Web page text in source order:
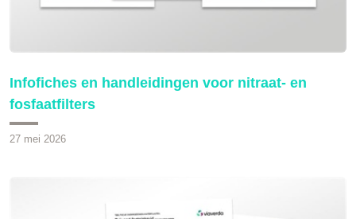
Infofiches en handleidingen voor nitraat- en
fosfaatfilters
27 mei 2026